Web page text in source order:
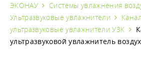
ЭКОНАУ
Системы увлажнения
Ультразвуковые увлажнители
ультразвуковые увлажнители УЗК
ультразвуковой увлажнитель